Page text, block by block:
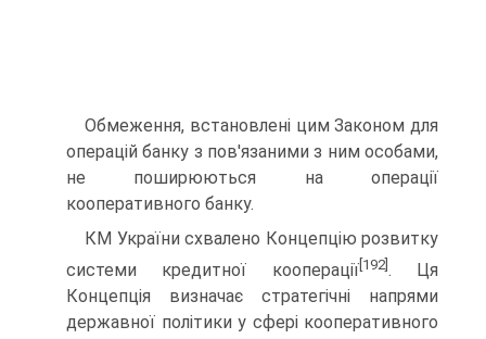
Обмеження, встановлені цим Законом для
операцій ба­нку з пов'язаними з ним особами,
не поширюються на опе­рації
кооперативного банку.
КМ України схвалено Концепцію розвитку
системи креди­тної кооперації[192]. Ця
Концепція визначає стратегічні напрями
державної політики у сфері кооперативного